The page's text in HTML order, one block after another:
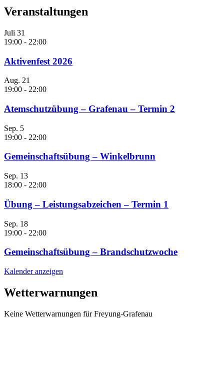
Veranstaltungen
Juli 31
19:00 - 22:00
Aktivenfest 2026
Aug. 21
19:00 - 22:00
Atemschutzübung – Grafenau – Termin 2
Sep. 5
19:00 - 22:00
Gemeinschaftsübung – Winkelbrunn
Sep. 13
18:00 - 22:00
Übung – Leistungsabzeichen – Termin 1
Sep. 18
19:00 - 22:00
Gemeinschaftsübung – Brandschutzwoche
Kalender anzeigen
Wetterwarnungen
Keine Wetterwarnungen für Freyung-Grafenau